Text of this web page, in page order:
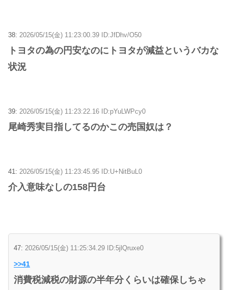
38: 2026/05/15(金) 11:23:00.39 ID:JfDhv/O50
トヨタの為の円安なのにトヨタが減益というバカな
状況
39: 2026/05/15(金) 11:23:22.16 ID:pYuLWPcy0
尾崎秀実目指してるのかこの売国奴は？
41: 2026/05/15(金) 11:23:45.95 ID:U+NitBuL0
介入意味なしの158円台
47: 2026/05/15(金) 11:25:34.29 ID:5jlQruxe0
>>41
消費税減税の財源の半年分くらいは確保しちゃ